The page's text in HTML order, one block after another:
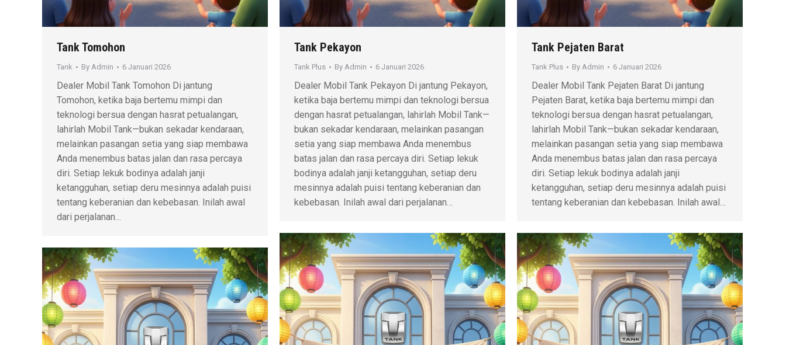
Tank Tomohon
Tank By Admin 6 Januari 2026
Dealer Mobil Tank Tomohon Di jantung
Tomohon, ketika baja bertemu mimpi dan
teknologi bersua dengan hasrat petualangan,
lahirlah Mobil Tank—bukan sekadar kendaraan,
melainkan pasangan setia yang siap membawa
Anda menembus batas jalan dan rasa percaya
diri. Setiap lekuk bodinya adalah janji
ketangguhan, setiap deru mesinnya adalah puisi
tentang keberanian dan kebebasan. Inilah awal
dari perjalanan…
Tank Pekayon
Tank Plus By Admin 6 Januari 2026
Dealer Mobil Tank Pekayon Di jantung Pekayon,
ketika baja bertemu mimpi dan teknologi bersua
dengan hasrat petualangan, lahirlah Mobil Tank—
bukan sekadar kendaraan, melainkan pasangan
setia yang siap membawa Anda menembus
batas jalan dan rasa percaya diri. Setiap lekuk
bodinya adalah janji ketangguhan, setiap deru
mesinnya adalah puisi tentang keberanian dan
kebebasan. Inilah awal dari perjalanan…
Tank Pejaten Barat
Tank Plus By Admin 6 Januari 2026
Dealer Mobil Tank Pejaten Barat Di jantung
Pejaten Barat, ketika baja bertemu mimpi dan
teknologi bersua dengan hasrat petualangan,
lahirlah Mobil Tank—bukan sekadar kendaraan,
melainkan pasangan setia yang siap membawa
Anda menembus batas jalan dan rasa percaya
diri. Setiap lekuk bodinya adalah janji
ketangguhan, setiap deru mesinnya adalah puisi
tentang keberanian dan kebebasan. Inilah awal…